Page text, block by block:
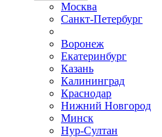
Москва
Санкт-Петербург
Воронеж
Екатеринбург
Казань
Калининград
Краснодар
Нижний Новгород
Минск
Нур-Султан